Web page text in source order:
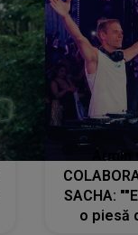
SACHA:
o piesă